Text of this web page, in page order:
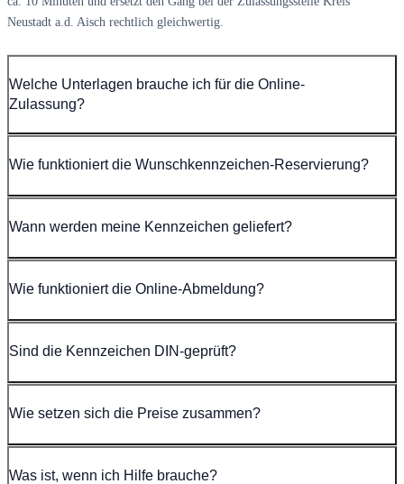
Neustadt a.d. Aisch rechtlich gleichwertig.
Welche Unterlagen brauche ich für die Online-
Zulassung?
Wie funktioniert die Wunschkennzeichen-Reservierung?
Wann werden meine Kennzeichen geliefert?
Wie funktioniert die Online-Abmeldung?
Sind die Kennzeichen DIN-geprüft?
Wie setzen sich die Preise zusammen?
Was ist, wenn ich Hilfe brauche?